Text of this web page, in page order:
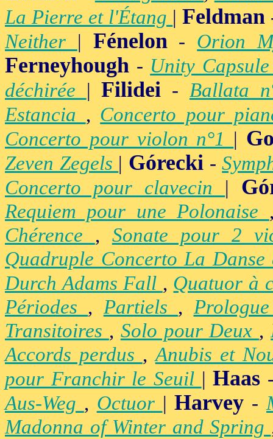
La Pierre et l'Étang |Feldman
Neither | Fénelon- Orion
Ferneyhough - Unity
déchirée |Filidei - Ballata
Estancia , Concerto pour
Concerto pour violon n°1 |
Zeven Zegels | Górecki-
Concerto pour clavecin |
Requiem pour une Polonaise
Chérence , Sonate pour 2
Quadruple Concerto La
Durch Adams Fall , Quatuor à
Périodes , Partiels ,
Transitoires , Solo pour Deux ,
Accords perdus ,Anubis et
pour Franchir le Seuil |Haas
Aus-Weg , Octuor |Harvey -
Madonna of Winter and Spring